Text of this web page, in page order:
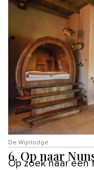
De Wijnlodge
6. Op naar
Op zoek naar een